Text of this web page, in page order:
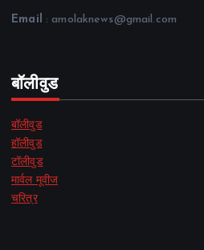
Email : amolaknews@gmail.com
बॉलीवुड
बॉलीवुड
हॉलीवुड
टॉलीवुड
मार्वल मूवीज
चरित्र